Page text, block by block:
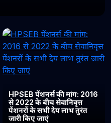
HPSEB पेंशनर्स की मांग: 2016
से 2022 के बीच सेवानिवृत्त
पेंशनरों के सभी देय लाभ तुरंत
जारी किए जाएं